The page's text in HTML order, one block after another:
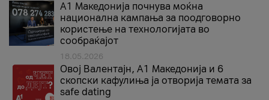
A1 Македонија почнува моќна
национална кампања за поодговорно
користење на технологијата во
сообраќајот
18.05.2026
Овој Валентајн, A1 Македонија и 6
скопски кафулиња ја отворија темата за
safe dating